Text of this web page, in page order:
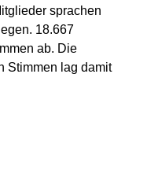
sprachen
18.667
ab. Die
Stimmen lag damit